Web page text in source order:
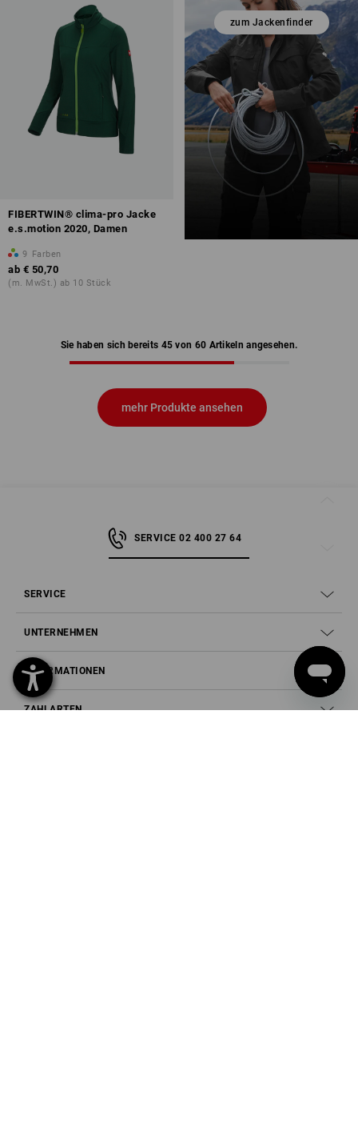
FIBERTWIN® clima-pro Jacke
e.s.motion 2020, Damen
9 Farben
ab € 50,70
(m. MwSt.) ab 10 Stück
zum Jackenfinder
Sie haben sich bereits 45 von 60 Artikeln angesehen.
mehr Produkte ansehen
SERVICE 02 400 27 64
SERVICE
UNTERNEHMEN
INFORMATIONEN
ZAHLARTEN